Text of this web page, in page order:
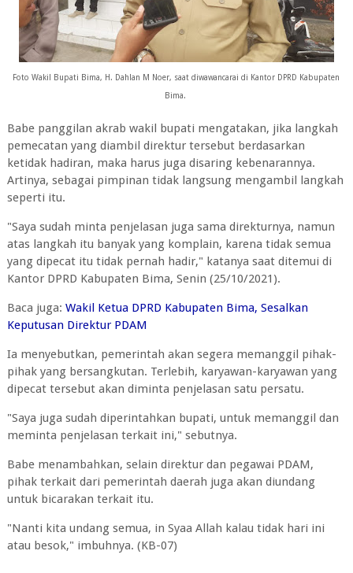
Foto Wakil Bupati Bima, H. Dahlan M Noer, saat diwawancarai di Kantor DPRD Kabupaten
Bima.
Babe panggilan akrab wakil bupati mengatakan, jika langkah
pemecatan yang diambil direktur tersebut berdasarkan
ketidak hadiran, maka harus juga disaring kebenarannya.
Artinya, sebagai pimpinan tidak langsung mengambil langkah
seperti itu.
"Saya sudah minta penjelasan juga sama direkturnya, namun
atas langkah itu banyak yang komplain, karena tidak semua
yang dipecat itu tidak pernah hadir," katanya saat ditemui di
Kantor DPRD Kabupaten Bima, Senin (25/10/2021).
Baca juga: Wakil Ketua DPRD Kabupaten Bima, Sesalkan
Keputusan Direktur PDAM
Ia menyebutkan, pemerintah akan segera memanggil pihak-
pihak yang bersangkutan. Terlebih, karyawan-karyawan yang
dipecat tersebut akan diminta penjelasan satu persatu.
"Saya juga sudah diperintahkan bupati, untuk memanggil dan
meminta penjelasan terkait ini," sebutnya.
Babe menambahkan, selain direktur dan pegawai PDAM,
pihak terkait dari pemerintah daerah juga akan diundang
untuk bicarakan terkait itu.
"Nanti kita undang semua, in Syaa Allah kalau tidak hari ini
atau besok," imbuhnya. (KB-07)